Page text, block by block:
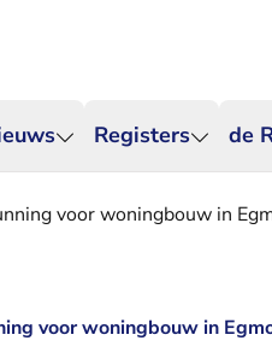
Registers de
voor woningbouw in
voor woningbouw in